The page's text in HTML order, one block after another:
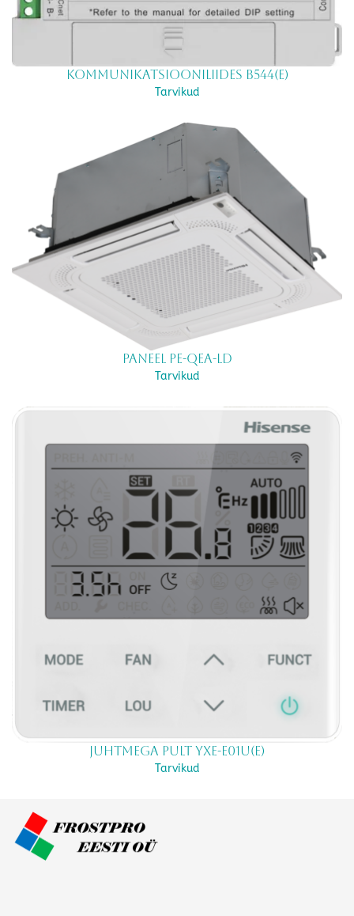
Kommunikatsiooniliides B544(E)
Tarvikud
Paneel PE-QEA-LD
Tarvikud
Juhtmega pult YXE-E01U(E)
Tarvikud